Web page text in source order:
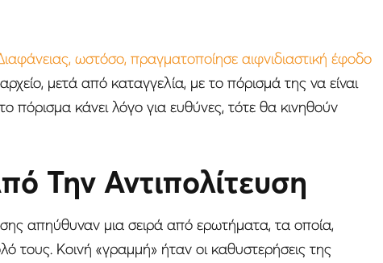
ωστόσο, πραγματοποίησε αιφνιδιαστική έφοδο
μετά από καταγγελία, με το πόρισμά της να είναι
κάνει λόγο για ευθύνες, τότε θα κινηθούν
Την Αντιπολίτευση
απηύθυναν μια σειρά από ερωτήματα, τα οποία,
τους. Κοινή «γραμμή» ήταν οι καθυστερήσεις της